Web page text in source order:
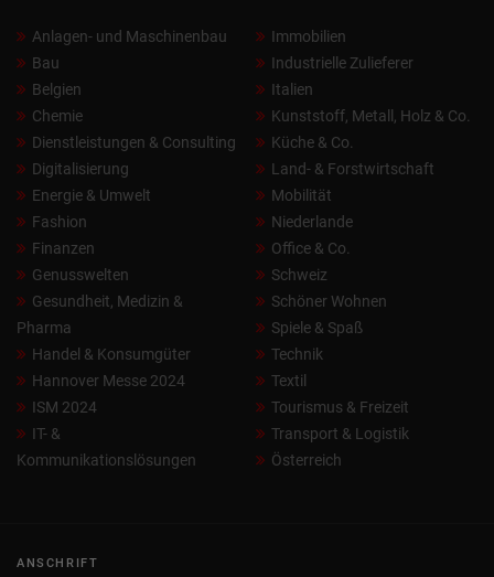
Anlagen- und Maschinenbau
Bau
Belgien
Chemie
Dienstleistungen & Consulting
Digitalisierung
Energie & Umwelt
Fashion
Finanzen
Genusswelten
Gesundheit, Medizin &
Pharma
Handel & Konsumgüter
Hannover Messe 2024
ISM 2024
IT- &
Kommunikationslösungen
Immobilien
Industrielle Zulieferer
Italien
Kunststoff, Metall, Holz & Co.
Küche & Co.
Land- & Forstwirtschaft
Mobilität
Niederlande
Office & Co.
Schweiz
Schöner Wohnen
Spiele & Spaß
Technik
Textil
Tourismus & Freizeit
Transport & Logistik
Österreich
ANSCHRIFT